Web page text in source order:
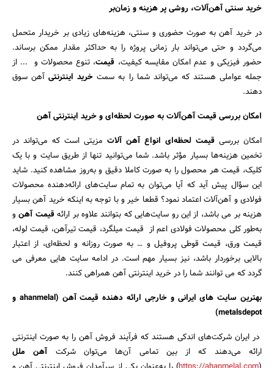
جستجو
خرید سنتی آهن‌آلات، روشی پر هزینه و زمان‌بر
در خرید آهن به صورت حضوری و سنتی، هزینه‌های زیادی بر خریدار متحمل
می‌گردد و حتی می‌تواند بار زمانی پروژه را به حداکثر مقدار ممکن برساند.
حضور فیزیکی و عدم امکان مقایسه کیفیت، قیمت‌، تنوع محصولات و ... از
جمله عواملی هستند که می‌تواند شما را به سمت خرید اینترنتیآهن سوق
دهند.
امکان بررسی قیمت آهن‌آلات به صورت لحظه‌ای و خرید اینترنتی آهن
امکان بررسی قیمت لحظه‌ای انواع آهن‌ آلات مزیتی ‌است که می‌تواند در
تخمین هزینه‌ها بسیار مؤثر باشد. شما می‌توانید تنها از طریق سایت و با یک
کلیک، قیمت هر محصول را به صورت کاملا دقیق و به‌روز مشاهده کنید. شاید
این سؤال پیش آید که آیا می‌توان به تمام سایت‌های ارائه‌دهنده محصولات
فولادی و آهن‌آلات اعتماد نمود؟ قطعا خیر و با توجه به اینکه خرید آهن بسیار
هزینه بر می باشد، از این رو سایت‌هایی که بتوانند علاوه بر ارائهقیمت آهن‌و
به‌طور کلی محصولات فولادی اعم از قیمت میلگرد، قیمت تیرآهن، قیمت لوله،
قیمت ورق، قیمت قوطی پروفیل و … به صورت روزانه و لحظه‌ای، از اعتبار
بالایی برخوردار باشد، نیز بسیار مهم است. در ادامه سایت هایی معرفی می
گردد که می توانند شما را در خرید اینترنتی آهن همراهی کنند.
بهترین سایت های ایرانی و خارجی ارائه دهنده قیمت آهن (ahanmelal و
metalsdepot)
در ایران شرکت‌های اندکی هستند که فرآیند فروش آهن را به صورت اینترنتی
ارائه می‌دهند که از بین تمامی آن‌ها می‌توان شرکتآهن ملل